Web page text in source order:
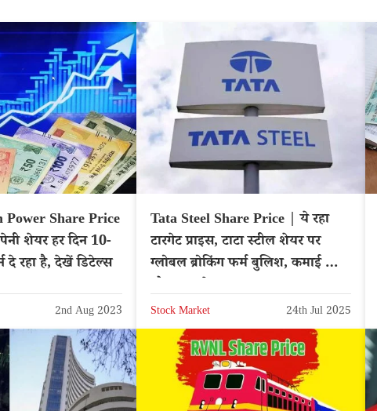
Share Price
शेयर हर दिन 10-
दे रहा है, देखें डिटेल्स
2nd Aug 2023
Tata Steel Share Price | ये रहा
टारगेट प्राइस, टाटा स्टील शेयर पर
ग्लोबल ब्रोकिंग फर्म बुलिश, कमाई का
Stock Market 24th Jul 2025